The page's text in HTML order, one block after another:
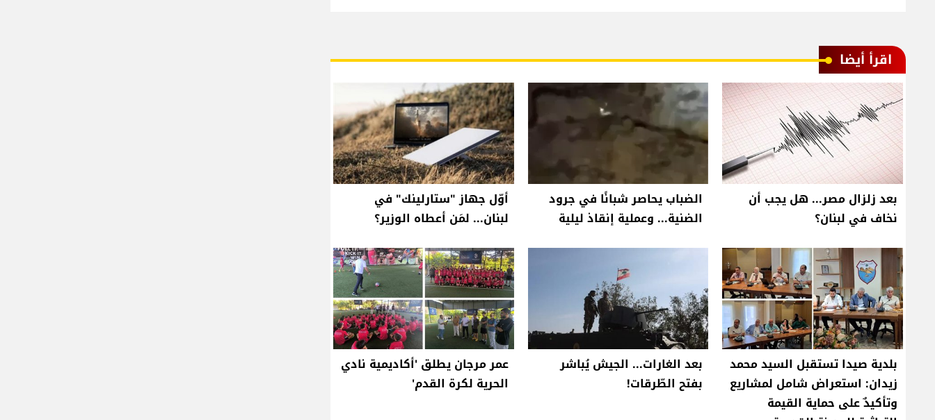
اقرأ أيضا
بعد زلزال مصر... هل يجب أن
نخاف في لبنان؟
الضباب يحاصر شبانًا في جرود
الضنية... وعملية إنقاذ ليلية
أوّل جهاز "ستارلينك" في
لبنان... لمَن أعطاه الوزير؟
بلدية صيدا تستقبل السيد محمد
زيدان: استعراض شامل لمشاريع
وتأكيدٌ على حماية القيمة
بعد الغارات... الجيش يُباشر
بفتح الطّرقات!
عمر مرجان يطلق 'أكاديمية نادي
الحرية لكرة القدم'